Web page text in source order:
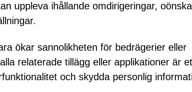
uppleva ihållande omdirigeringar,
ökar sannolikheten för bedrägerier eller
relaterade tillägg eller applikationer är
och skydda personlig